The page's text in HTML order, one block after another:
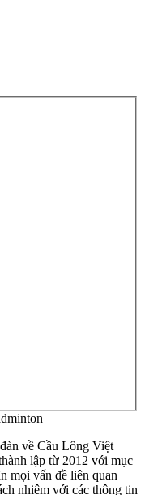
về Cầu Lông Việt
lập từ 2012 với mục
mọi vấn đề liên quan
nhiệm với các thông tin